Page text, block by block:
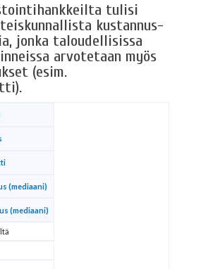
tulisi
kustannus-
jonka taloudellisissa
arvotetaan myös
(esim.
(mediaani)
(mediaani)